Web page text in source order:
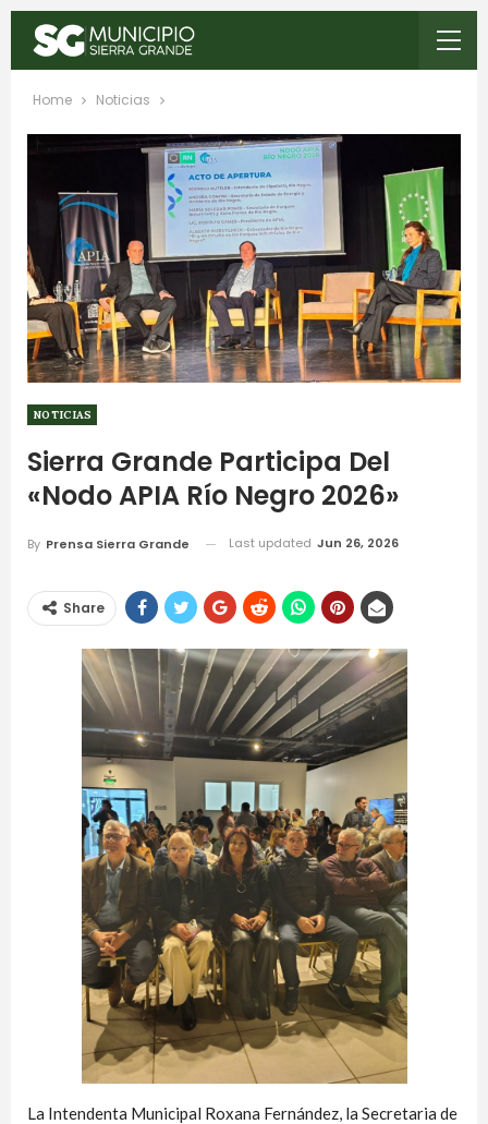
Home Noticias
NOTICIAS
Sierra Grande Participa Del
«Nodo APIA Río Negro 2026»
By Prensa Sierra Grande Last updated Jun 26, 2026
Share
La Intendenta Municipal Roxana Fernández, la Secretaria de